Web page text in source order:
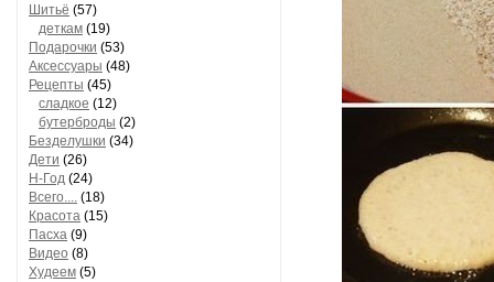
Шитьё (57)
деткам (19)
Подарочки (53)
Аксессуары (48)
Рецепты (45)
сладкое (12)
бутерброды (2)
Безделушки (34)
Дети (26)
Н-Год (24)
Всего.... (18)
Красота (15)
Пасха (9)
Видео (8)
Худеем (5)